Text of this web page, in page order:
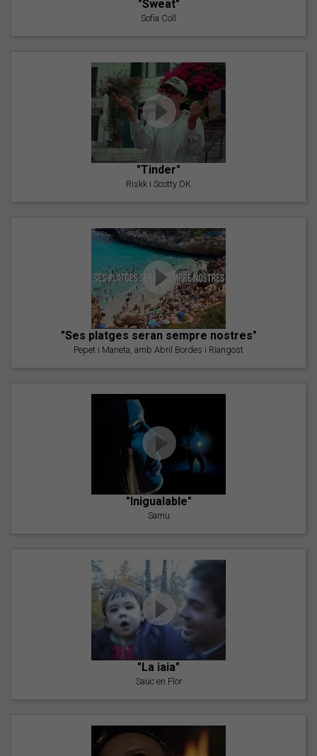
"Sweat"
Sofia Coll
"Tinder"
Riskk i Scotty DK
"Ses platges seran sempre nostres"
Pepet i Marieta, amb Abril Bordes i Riangost
"Inigualable"
Samu
"La iaia"
Saüc en Flor